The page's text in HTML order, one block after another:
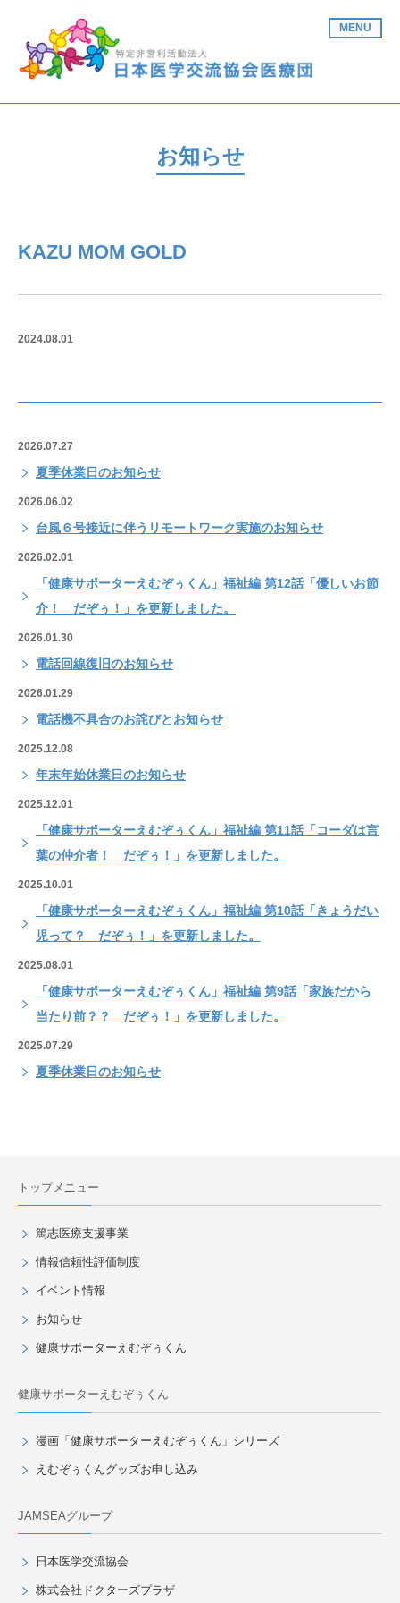
MENU
お知らせ
KAZU MOM GOLD
2024.08.01
2026.07.27
夏季休業日のお知らせ
2026.06.02
台風６号接近に伴うリモートワーク実施のお知らせ
2026.02.01
「健康サポーターえむぞぅくん」福祉編 第12話「優しいお節
介！ だぞぅ！」を更新しました。
2026.01.30
電話回線復旧のお知らせ
2026.01.29
電話機不具合のお詫びとお知らせ
2025.12.08
年末年始休業日のお知らせ
2025.12.01
「健康サポーターえむぞぅくん」福祉編 第11話「コーダは言
葉の仲介者！ だぞぅ！」を更新しました。
2025.10.01
「健康サポーターえむぞぅくん」福祉編 第10話「きょうだい
児って？ だぞぅ！」を更新しました。
2025.08.01
「健康サポーターえむぞぅくん」福祉編 第9話「家族だから
当たり前？？ だぞぅ！」を更新しました。
2025.07.29
夏季休業日のお知らせ
トップメニュー
篤志医療支援事業
情報信頼性評価制度
イベント情報
お知らせ
健康サポーターえむぞぅくん
健康サポーターえむぞぅくん
漫画「健康サポーターえむぞぅくん」シリーズ
えむぞぅくんグッズお申し込み
JAMSEAグループ
日本医学交流協会
株式会社ドクターズプラザ